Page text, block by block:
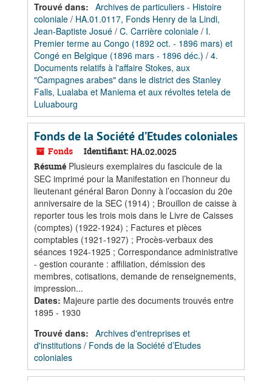
Trouvé dans: Archives de particuliers - Histoire
coloniale / HA.01.0117, Fonds Henry de la Lindi,
Jean-Baptiste Josué / C. Carrière coloniale / I.
Premier terme au Congo (1892 oct. - 1896 mars) et
Congé en Belgique (1896 mars - 1896 déc.) / 4.
Documents relatifs à l'affaire Stokes, aux
"Campagnes arabes" dans le district des Stanley
Falls, Lualaba et Maniema et aux révoltes tetela de
Luluabourg
Fonds de la Société d’Etudes coloniales
Fonds Identifiant: HA.02.0025
Résumé Plusieurs exemplaires du fascicule de la
SEC imprimé pour la Manifestation en l’honneur du
lieutenant général Baron Donny à l’occasion du 20e
anniversaire de la SEC (1914) ; Brouillon de caisse à
reporter tous les trois mois dans le Livre de Caisses
(comptes) (1922-1924) ; Factures et pièces
comptables (1921-1927) ; Procès-verbaux des
séances 1924-1925 ; Correspondance administrative
- gestion courante : affiliation, démission des
membres, cotisations, demande de renseignements,
impression...
Dates: Majeure partie des documents trouvés entre
1895 - 1930
Trouvé dans: Archives d'entreprises et
d'institutions / Fonds de la Société d’Etudes
coloniales